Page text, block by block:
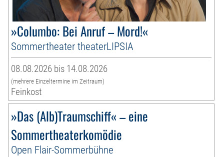
»Columbo: Bei Anruf – Mord!«
Sommertheater theaterLIPSIA
08.08.2026 bis 14.08.2026
(mehrere Einzeltermine im Zeitraum)
Feinkost
»Das (Alb)Traumschiff« – eine
Sommertheaterkomödie
Open Flair-Sommerbühne